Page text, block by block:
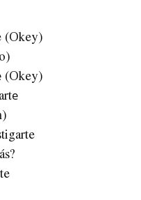
(Okey)
(Okey)